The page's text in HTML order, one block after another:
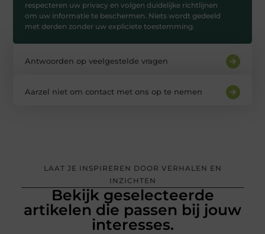
respecteren uw privacy en volgen duidelijke richtlijnen
om uw informatie te beschermen. Niets wordt gedeeld
met derden zonder uw expliciete toestemming.
Antwoorden op veelgestelde vragen
Aarzel niet om contact met ons op te nemen
LAAT JE INSPIREREN DOOR VERHALEN EN
INZICHTEN
Bekijk geselecteerde
artikelen die passen bij jouw
interesses.